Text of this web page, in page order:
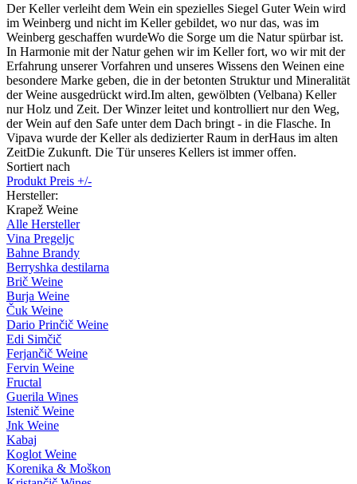
Der Keller verleiht dem Wein ein spezielles Siegel Guter Wein wird
im Weinberg und nicht im Keller gebildet, wo nur das, was im
Weinberg geschaffen wurdeWo die Sorge um die Natur spürbar ist.
In Harmonie mit der Natur gehen wir im Keller fort, wo wir mit der
Erfahrung unserer Vorfahren und unseres Wissens den Weinen eine
besondere Marke geben, die in der betonten Struktur und Mineralität
der Weine ausgedrückt wird.Im alten, gewölbten (Velbana) Keller
nur Holz und Zeit. Der Winzer leitet und kontrolliert nur den Weg,
der Wein auf den Safe unter dem Dach bringt - in die Flasche. In
Vipava wurde der Keller als dedizierter Raum in derHaus im alten
ZeitDie Zukunft. Die Tür unseres Kellers ist immer offen.
Sortiert nach
Produkt Preis +/-
Hersteller:
Krapež Weine
Alle Hersteller
Vina Pregeljc
Bahne Brandy
Berryshka destilarna
Brič Weine
Burja Weine
Čuk Weine
Dario Prinčič Weine
Edi Simčič
Ferjančič Weine
Fervin Weine
Fructal
Guerila Wines
Istenič Weine
Jnk Weine
Kabaj
Koglot Weine
Korenika & Moškon